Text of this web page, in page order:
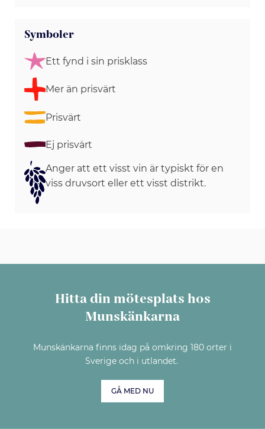
Symboler
Ett fynd i sin prisklass
Mer än prisvärt
Prisvärt
Ej prisvärt
Anger att ett visst vin är typiskt för en
viss druvsort eller ett visst distrikt.
Hitta din mötesplats hos
Munskänkarna
Munskänkarna finns idag på omkring 180 orter i
Sverige och i utlandet.
GÅ MED NU